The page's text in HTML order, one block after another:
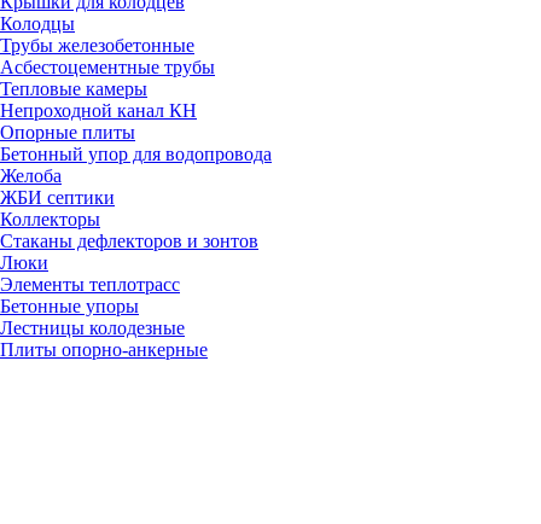
Колодцы
Трубы железобетонные
Асбестоцементные трубы
Тепловые камеры
Непроходной канал КН
Опорные плиты
Бетонный упор для водопровода
Желоба
ЖБИ септики
Коллекторы
Стаканы дефлекторов и зонтов
Люки
Элементы теплотрасс
Бетонные упоры
Лестницы колодезные
Плиты опорно-анкерные